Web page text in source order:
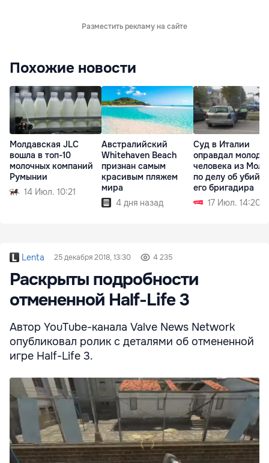
Разместить рекламу на сайте
Похожие новости
Молдавская JLC
вошла в топ-10
молочных компаний
Румынии
14 Июл. 10:21
Австралийский
Whitehaven Beach
признан самым
красивым пляжем
мира
4 дня назад
Суд в Италии
оправдал
человека из
по делу об
его бригадира
17 Июл. 14:20
Lenta 25 декабря 2018, 13:30 4 235
Раскрыты подробности
отмененной Half-Life 3
Автор YouTube-канала Valve News Network
опубликовал ролик с деталями об отмененной
игре Half-Life 3.